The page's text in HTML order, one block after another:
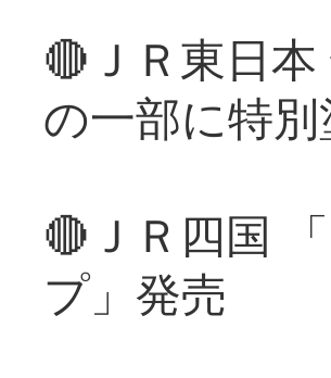
🔴ＪＲ東日
の一部に特別
🔴ＪＲ四国
プ」発売